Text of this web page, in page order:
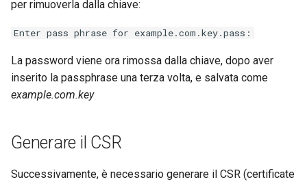
per rimuoverla dalla chiave:
Enter pass phrase for example.com.key.pass:
La password viene ora rimossa dalla chiave, dopo aver
inserito la passphrase una terza volta, e salvata come
example.com.key
Generare il CSR
Successivamente, è necessario generare il CSR (certificate